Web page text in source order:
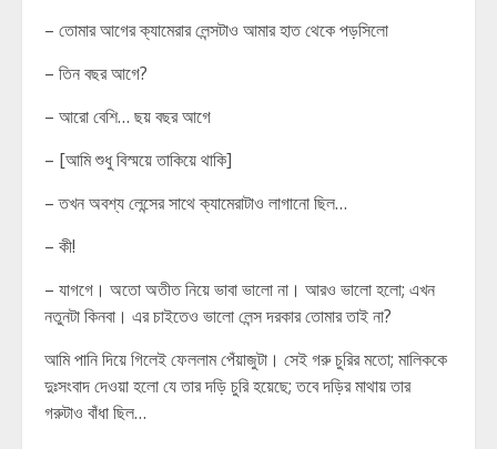
– তোমার আগের ক্যামেরার লেন্সটাও আমার হাত থেকে পড়সিলো
– তিন বছর আগে?
– আরো বেশি… ছয় বছর আগে
– [আমি শুধু বিস্ময়ে তাকিয়ে থাকি]
– তখন অবশ্য লেন্সের সাথে ক্যামেরাটাও লাগানো ছিল…
– কী!
– যাগগে। অতো অতীত নিয়ে ভাবা ভালো না। আরও ভালো হলো; এখন
নতুনটা কিনবা। এর চাইতেও ভালো লেন্স দরকার তোমার তাই না?
আমি পানি দিয়ে গিলেই ফেললাম পেঁয়াজুটা। সেই গরু চুরির মতো; মালিককে
দুঃসংবাদ দেওয়া হলো যে তার দড়ি চুরি হয়েছে; তবে দড়ির মাথায় তার
গরুটাও বাঁধা ছিল…